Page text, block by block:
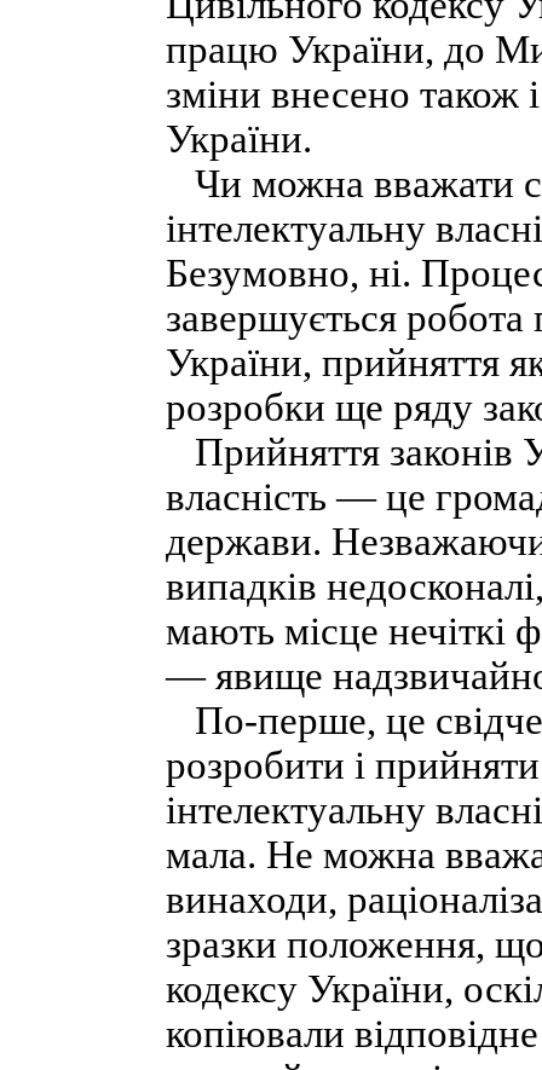
працю України, до
зміни внесено також
України.
Чи можна вважати
інтелектуальну
Безумовно, ні.
завершується
України, прийняття
розробки ще ряду
Прийняття законів
власність — це
держави.
випадків
мають місце нечіткі
— явище
По-перше, це
розробити і
інтелектуальну
мала. Не можна
винаходи,
зразки положення,
кодексу України,
копіювали